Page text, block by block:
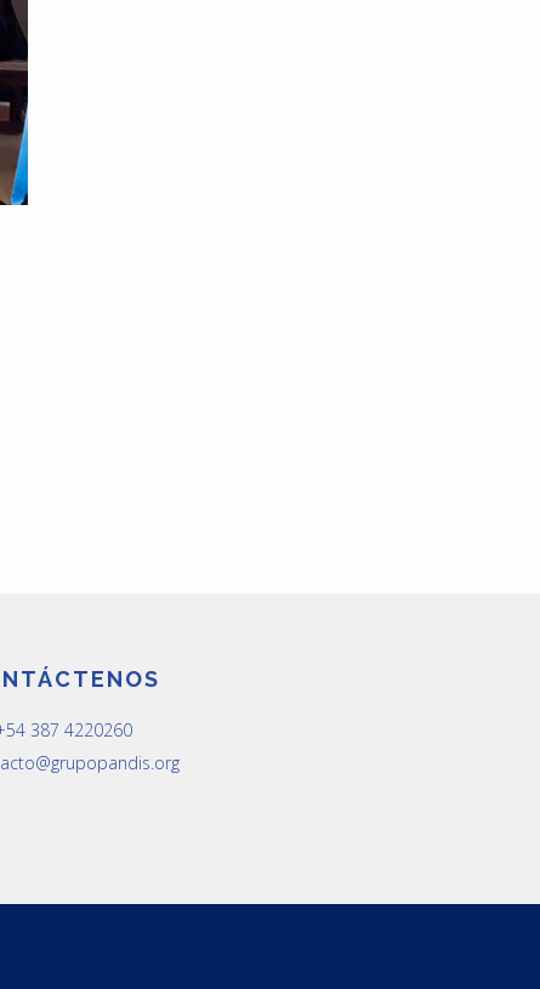
387 4220260